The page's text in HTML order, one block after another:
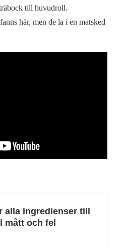
till huvudroll.
här, men de la i en matsked
alla ingredienser till
mått och fel